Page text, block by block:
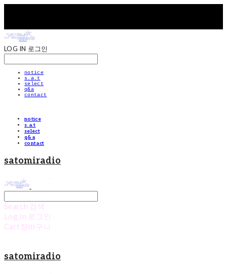
LOG IN 로그인
notice
s.a.t
select
q&a
contact
notice
s.a.t
select
q&a
contact
satomiradio
Search 검색
Log In 로그인
Cart 장바구니
satomiradio